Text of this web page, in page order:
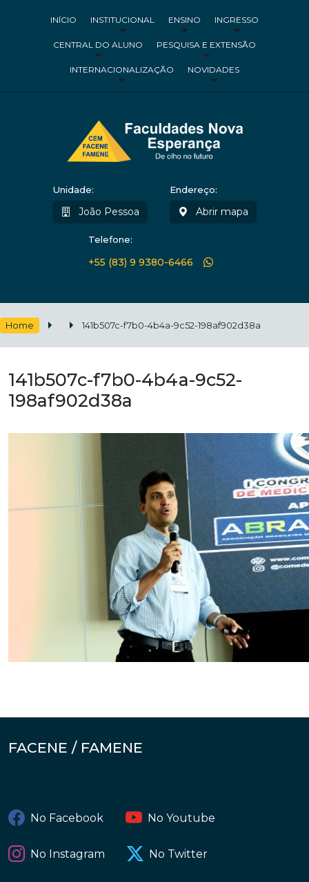
INÍCIO INSTITUCIONAL ENSINO INGRESSO
CENTRAL DO ALUNO PESQUISA E EXTENSÃO
INTERNACIONALIZAÇÃO NOVIDADES
Unidade:
João Pessoa
Endereço:
Abrir mapa
Telefone:
+55 (83) 9 9380-6466
Home 141b507c-f7b0-4b4a-9c52-198af902d38a
141b507c-f7b0-4b4a-9c52-
198af902d38a
FACENE / FAMENE
No Facebook No Youtube
No Instagram No Twitter